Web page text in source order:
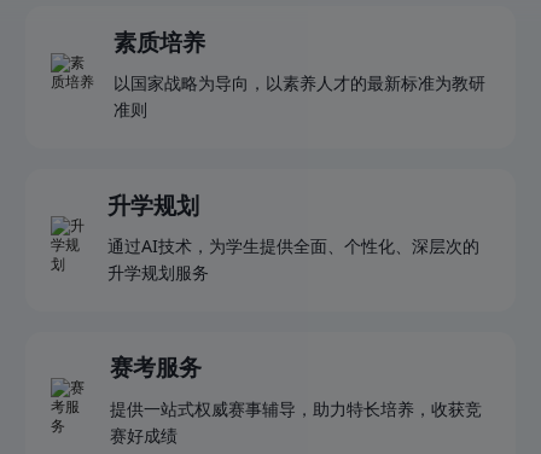
素质培养
以国家战略为导向，以素养人才的最新标准为教研
准则
升学规划
通过AI技术，为学生提供全面、个性化、深层次的
升学规划服务
赛考服务
提供一站式权威赛事辅导，助力特长培养，收获竞
赛好成绩